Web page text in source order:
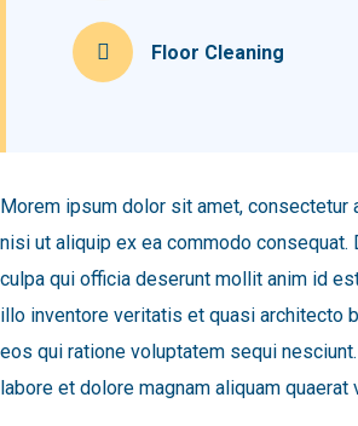
Floor Cleaning
Morem ipsum dolor sit amet, consectetur
nisi ut aliquip ex ea commodo
culpa qui officia deserunt mollit anim id
illo inventore veritatis et quasi architecto
eos qui ratione voluptatem sequi
labore et dolore magnam aliquam quaerat